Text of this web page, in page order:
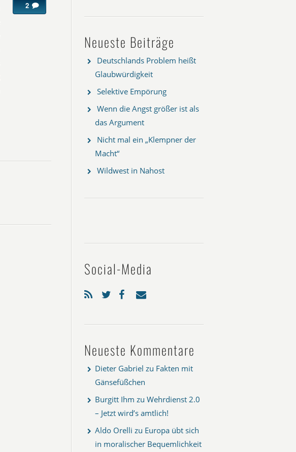
2
Neueste Beiträge
Deutschlands Problem heißt
Glaubwürdigkeit
Selektive Empörung
Wenn die Angst größer ist als
das Argument
Nicht mal ein „Klempner der
Macht“
Wildwest in Nahost
Social-Media
Neueste Kommentare
Dieter Gabriel zu Fakten mit
Gänsefüßchen
Burgitt Ihm zu Wehrdienst 2.0
– Jetzt wird’s amtlich!
Aldo Orelli zu Europa übt sich
in moralischer Bequemlichkeit